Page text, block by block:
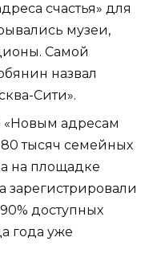
счастья» для
музеи,
Самой
назвал
Сити».
«Новым адресам
80 тысяч семейных
на площадке
зарегистрировали
доступных
года уже